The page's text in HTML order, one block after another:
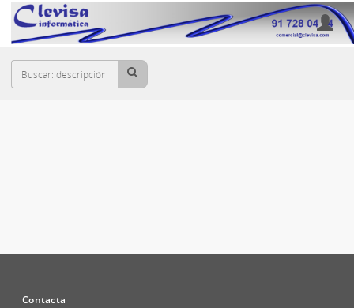
Cesta
CARCASAS Y FUNDAS PARA MÓVILES
Contacta